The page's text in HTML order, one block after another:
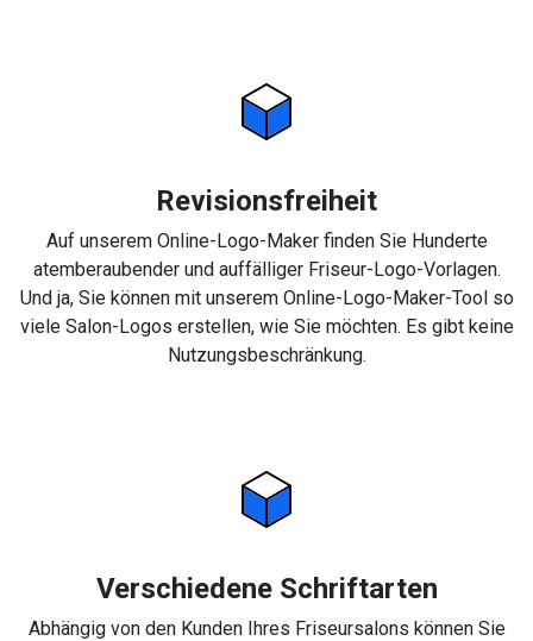
Revisionsfreiheit
Auf unserem Online-Logo-Maker finden Sie Hunderte
atemberaubender und auffälliger Friseur-Logo-Vorlagen.
Und ja, Sie können mit unserem Online-Logo-Maker-Tool so
viele Salon-Logos erstellen, wie Sie möchten. Es gibt keine
Nutzungsbeschränkung.
Verschiedene Schriftarten
Abhängig von den Kunden Ihres Friseursalons können Sie